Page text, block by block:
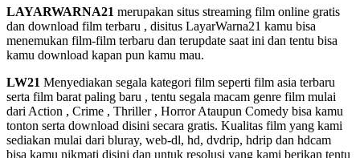
LAYARWARNA21 merupakan situs streaming film online gratis
dan download film terbaru , disitus LayarWarna21 kamu bisa
menemukan film-film terbaru dan terupdate saat ini dan tentu bisa
kamu download kapan pun kamu mau.
LW21 Menyediakan segala kategori film seperti film asia terbaru
serta film barat paling baru , tentu segala macam genre film mulai
dari Action , Crime , Thriller , Horror Ataupun Comedy bisa kamu
tonton serta download disini secara gratis. Kualitas film yang kami
sediakan mulai dari bluray, web-dl, hd, dvdrip, hdrip dan hdcam
bisa kamu nikmati disini dan untuk resolusi yang kami berikan tentu